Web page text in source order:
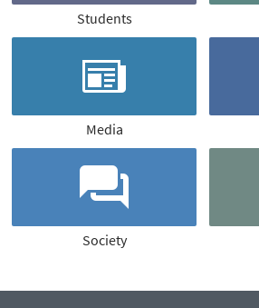
Students
Media
Society